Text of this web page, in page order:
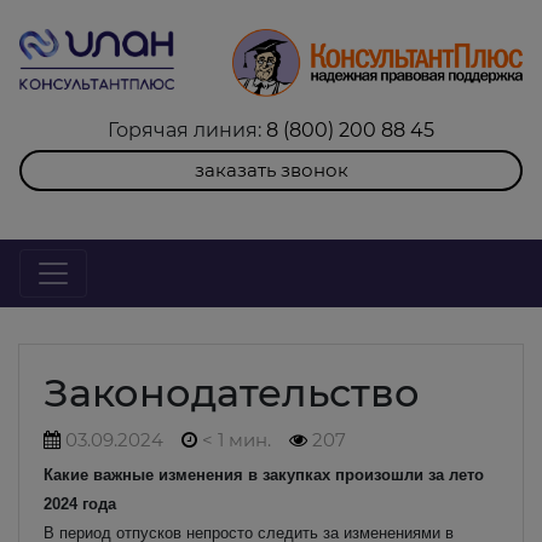
Горячая линия: 8 (800) 200 88 45
заказать звонок
Законодательство
03.09.2024 < 1 мин. 207
Какие важные изменения в закупках произошли за лето
2024 года
В период отпусков непросто следить за изменениями в